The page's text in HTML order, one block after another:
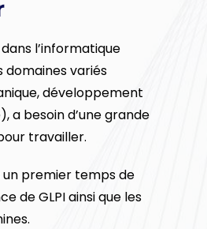
l’informatique
domaines variés
développement
a besoin d’une grande
travailler.
un premier temps de
de GLPI ainsi que les